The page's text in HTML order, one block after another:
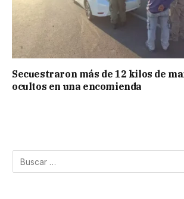
Secuestraron más de 12 kilos de
ocultos en una encomienda